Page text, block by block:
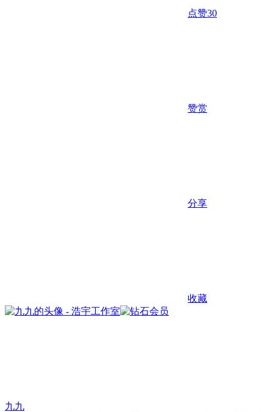
点赞30
赞赏
分享
收藏
九九